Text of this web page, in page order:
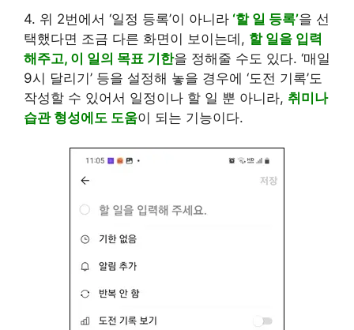
4. 위 2번에서 ‘일정 등록’이 아니라 ‘할 일 등록’을 선
택했다면 조금 다른 화면이 보이는데, 할 일을 입력
해주고, 이 일의 목표 기한을 정해줄 수도 있다. ‘매일
9시 달리기’ 등을 설정해 놓을 경우에 ‘도전 기록’도
작성할 수 있어서 일정이나 할 일 뿐 아니라, 취미나
습관 형성에도 도움이 되는 기능이다.